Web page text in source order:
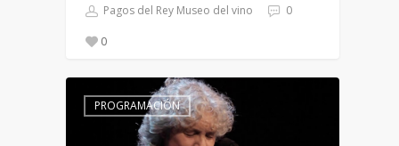
Pagos del Rey Museo del vino 0
0
PROGRAMACIÓN